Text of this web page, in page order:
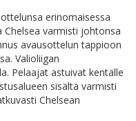
erinomaisessa
Chelsea varmisti johtonsa
avausottelun tappioon
Valioliigan
Pelaajat astuivat kentälle
sisältä varmisti
Chelsean